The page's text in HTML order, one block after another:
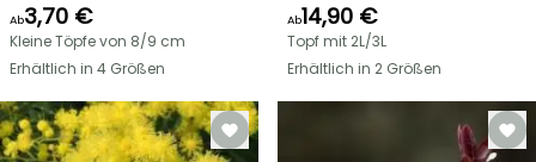
Ab3,70 €
Kleine Töpfe von 8/9 cm
Erhältlich in 4 Größen
Ab14,90 €
Topf mit 2L/3L
Erhältlich in 2 Größen